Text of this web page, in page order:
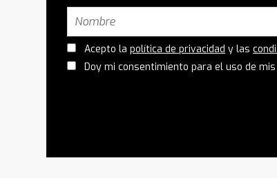
Acepto lapolítica de privacidad y las
Doy mi consentimiento para el uso de